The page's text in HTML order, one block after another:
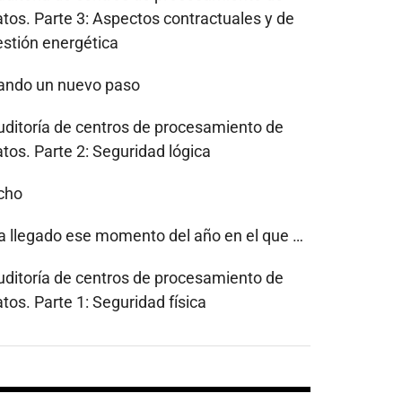
Parte 3: Aspectos contractuales y de
energética
un nuevo paso
de centros de procesamiento de
Parte 2: Seguridad lógica
llegado ese momento del año en el que …
de centros de procesamiento de
Parte 1: Seguridad física